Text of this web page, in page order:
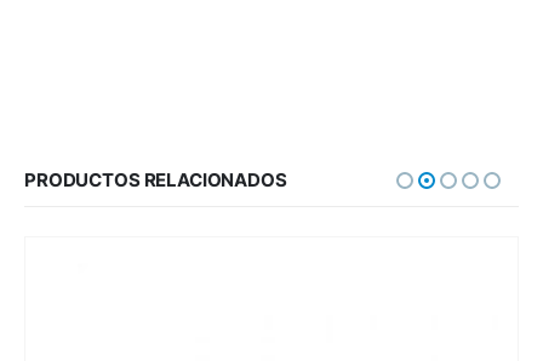
PRODUCTOS RELACIONADOS